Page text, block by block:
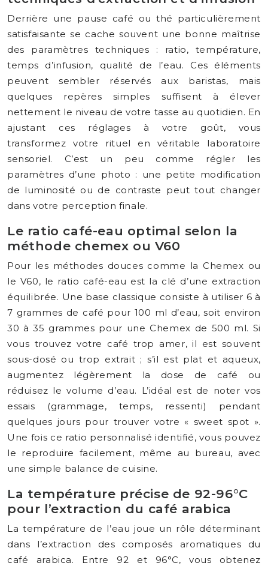
Derrière une pause café ou thé particulièrement
satisfaisante se cache souvent une bonne maîtrise
des paramètres techniques : ratio, température,
temps d’infusion, qualité de l’eau. Ces éléments
peuvent sembler réservés aux baristas, mais
quelques repères simples suffisent à élever
nettement le niveau de votre tasse au quotidien. En
ajustant ces réglages à votre goût, vous
transformez votre rituel en véritable laboratoire
sensoriel. C’est un peu comme régler les
paramètres d’une photo : une petite modification
de luminosité ou de contraste peut tout changer
dans votre perception finale.
Le ratio café-eau optimal selon la
méthode chemex ou V60
Pour les méthodes douces comme la Chemex ou
le V60, le ratio café-eau est la clé d’une extraction
équilibrée. Une base classique consiste à utiliser 6 à
7 grammes de café pour 100 ml d’eau, soit environ
30 à 35 grammes pour une Chemex de 500 ml. Si
vous trouvez votre café trop amer, il est souvent
sous-dosé ou trop extrait ; s’il est plat et aqueux,
augmentez légèrement la dose de café ou
réduisez le volume d’eau. L’idéal est de noter vos
essais (grammage, temps, ressenti) pendant
quelques jours pour trouver votre « sweet spot ».
Une fois ce ratio personnalisé identifié, vous pouvez
le reproduire facilement, même au bureau, avec
une simple balance de cuisine.
La température précise de 92-96°C
pour l’extraction du café arabica
La température de l’eau joue un rôle déterminant
dans l’extraction des composés aromatiques du
café arabica. Entre 92 et 96°C, vous obtenez